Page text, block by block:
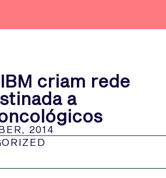
criam rede
a
2014